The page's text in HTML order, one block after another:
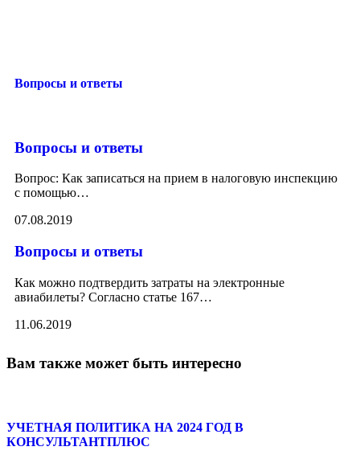
Вопросы и ответы
Вопросы и ответы
Вопрос: Как записаться на прием в налоговую инспекцию
с помощью…
07.08.2019
Вопросы и ответы
Как можно подтвердить затраты на электронные
авиабилеты? Согласно статье 167…
11.06.2019
Вам также может быть интересно
УЧЕТНАЯ ПОЛИТИКА НА 2024 ГОД В
КОНСУЛЬТАНТПЛЮС